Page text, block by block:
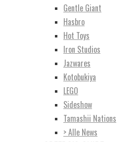
Gentle Giant
Hasbro
Hot Toys
Iron Studios
Jazwares
Kotobukiya
LEGO
Sideshow
Tamashii Nations
> Alle News